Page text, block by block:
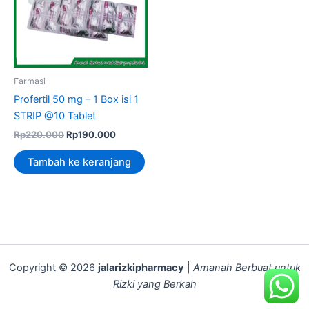
Farmasi
Profertil 50 mg – 1 Box isi 1
STRIP @10 Tablet
Rp220.000Rp190.000
Tambah ke keranjang
Copyright © 2026 jalarizkipharmacy
Amanah Berbuat untuk
Rizki yang Berkah